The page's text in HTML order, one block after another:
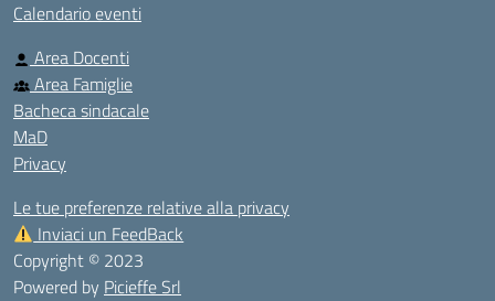
Calendario eventi
Area Docenti
Area Famiglie
Bacheca sindacale
MaD
Privacy
Le tue preferenze relative alla privacy
Inviaci un FeedBack
Copyright © 2023
Powered by Picieffe Srl